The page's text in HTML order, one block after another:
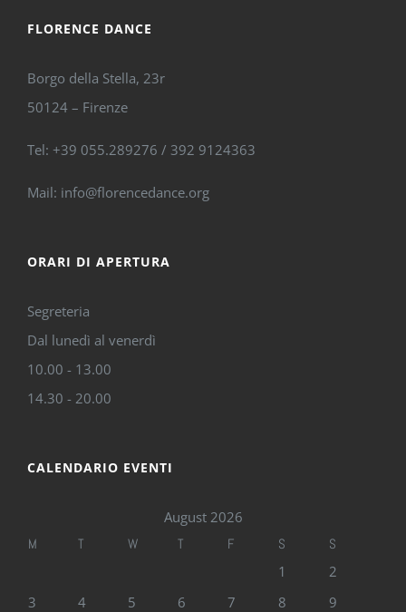
FLORENCE DANCE
Borgo della Stella, 23r
50124 – Firenze
Tel: +39 055.289276 / 392 9124363
Mail: info@florencedance.org
ORARI DI APERTURA
Segreteria
Dal lunedì al venerdì
10.00 - 13.00
14.30 - 20.00
CALENDARIO EVENTI
August 2026
M T W T F S S
1
2
3
4 5 6 7 8
9